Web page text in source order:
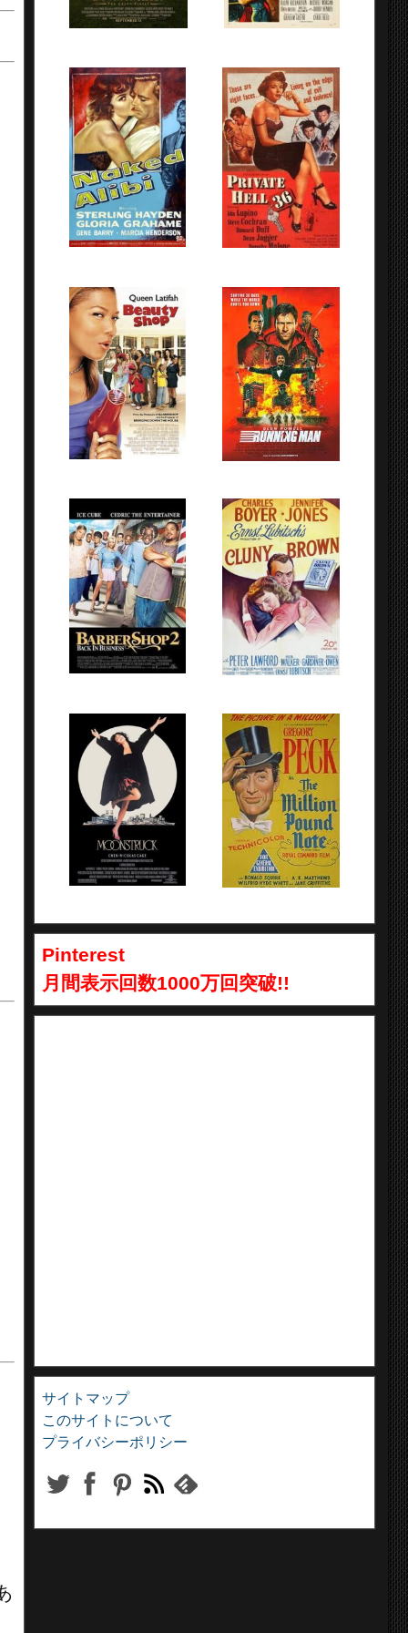
Pinterest
月間表示回数1000万回突破!!
サイトマップ
このサイトについて
プライバシーポリシー